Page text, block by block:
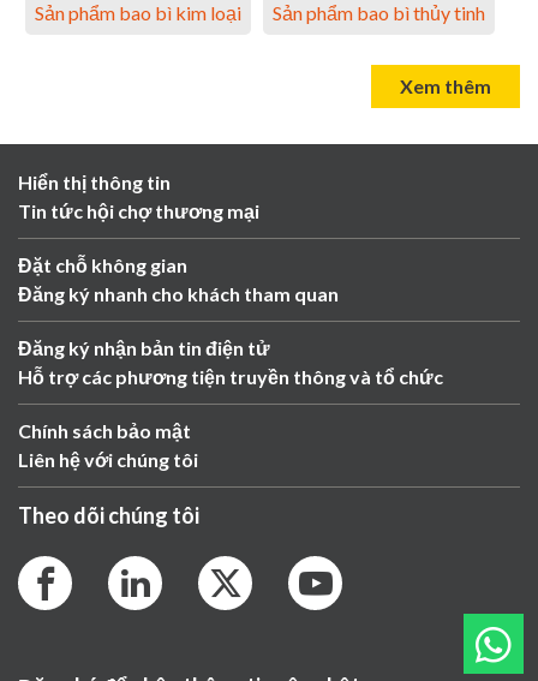
Sản phẩm bao bì kim loại Sản phẩm bao bì thủy tinh
Xem thêm
Hiển thị thông tin
Tin tức hội chợ thương mại
Đặt chỗ không gian
Đăng ký nhanh cho khách tham quan
Đăng ký nhận bản tin điện tử
Hỗ trợ các phương tiện truyền thông và tổ chức
Chính sách bảo mật
Liên hệ với chúng tôi
Theo dõi chúng tôi